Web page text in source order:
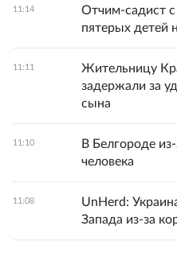
11:14
Отчим-садист
пятерых детей
11:11
Жительницу
задержали за
сына
11:10
В Белгороде
человека
11:08
UnHerd:
Запада из-за